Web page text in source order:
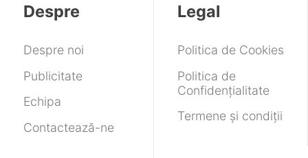
Despre
Despre noi
Publicitate
Echipa
Contactează-ne
Legal
Politica de Cookies
Politica de
Confidențialitate
Termene și condiții